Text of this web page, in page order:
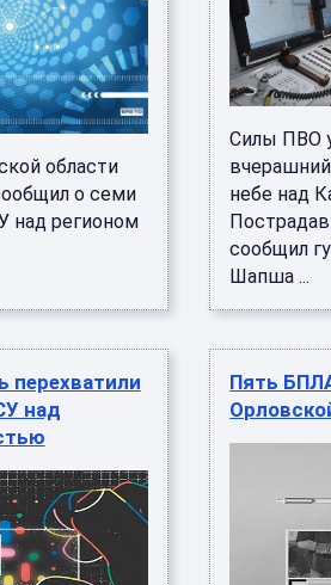
области
о семи
над регионом
Силы ПВО
небе над
сообщил
Шапша ...
перехватили
над
Пять